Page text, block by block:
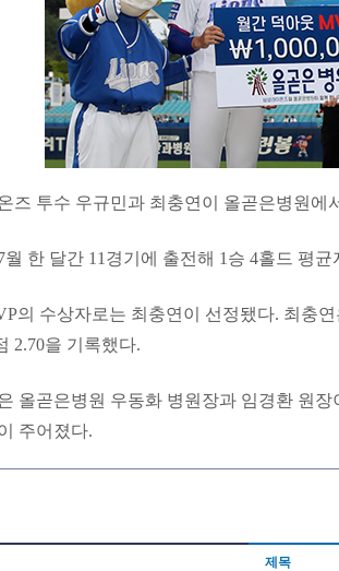
즈 투수 우규민과 최충연이 올곧은병원에
월 한 달간 11경기에 출전해 1승 4홀드 평균
의 수상자로는 최충연이 선정됐다. 최충
2.70을 기록했다.
올곧은병원 우동화 병원장과 임경환 원
주어졌다.
제목